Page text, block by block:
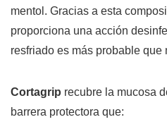
mentol. Gracias a esta
proporciona una acción
resfriado es más probable que
Cortagrip recubre la mucosa
barrera protectora que: